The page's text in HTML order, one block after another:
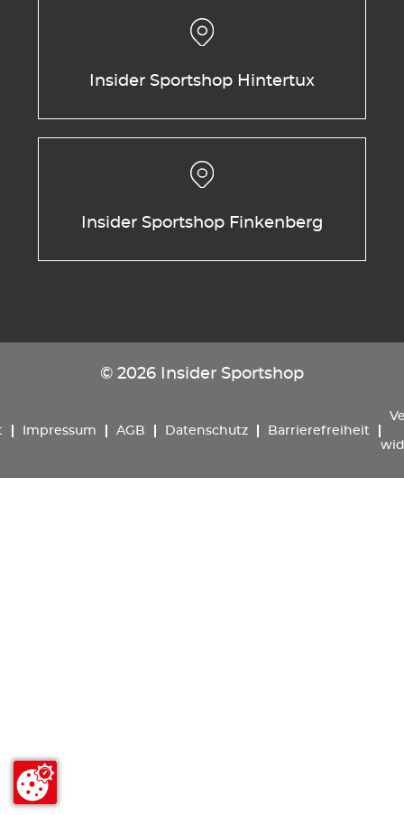
Insider Sportshop Hintertux
Insider Sportshop Finkenberg
© 2026 Insider Sportshop
Impressum AGB Datenschutz Barrierefreiheit